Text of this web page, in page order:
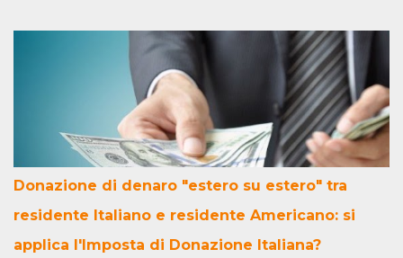
Donazione di denaro "estero su estero" tra
residente Italiano e residente Americano: si
applica l'Imposta di Donazione Italiana?